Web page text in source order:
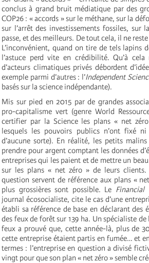
conclus à grand bruit médiatique par des
COP26 : « accords » sur le méthane, sur la
sur l’arrêt des investissements fossiles, sur
passe, et des meilleurs. De tout cela, il ne
L’inconvénient, quand on tire de tels lapins
l’astuce perd vite en crédibilité. Qu’à
d’acteurs climatiques privés débordent
exemple parmi d’autres : l’Independent
basés sur la science indépendante).
Mis sur pied en 2015 par de grandes
pro-capitalisme vert (genre World
certifier par la Science les plans « net
lesquels les pouvoirs publics n’ont fixé
d’aucune sorte). En réalité, les petits
prendre pour argent comptant les données
entreprises qui les paient et de mettre un
sur les plans « net zéro » de leurs clients.
question servent de référence aux plans «
plus grossières sont possible. Le Financial
journal écosocialiste, cite le cas d’une
établi sa référence de base en déclarant des
des feux de forêt sur 139 ha. Un spécialiste
feux a prouvé que, cette année-là, plus de
cette entreprise étaient partis en fumée… et
termes : l’entreprise en question a divisé
vingt pour que son plan « net zéro » semble